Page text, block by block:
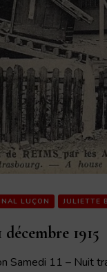
LUÇON JULIETTE
décembre 1915
Samedi 11 – Nuit